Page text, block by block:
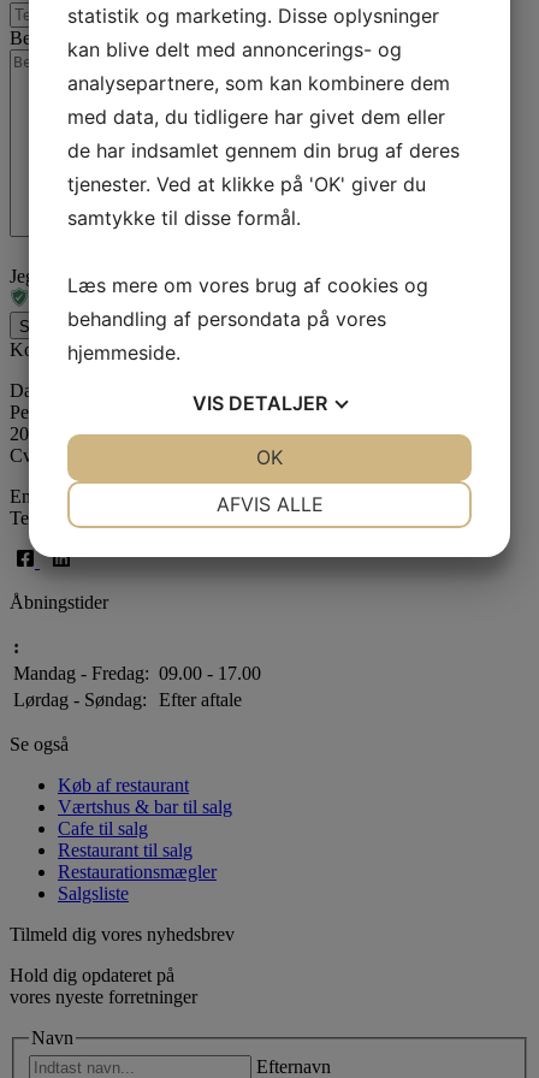
Besked
Jeg er ikke en robot
Send besked
Kontaktinformation
Dansk Erhvervscenter ApS // Dansk Ejendoms-Center ApS
Peter Bangs Vej 121
2000 Frederiksberg
Cvr: 39075490
Email:
info@de-c.dk
Telefon:
Åbningstider
:
Mandag - Fredag: 09.00 - 17.00
Lørdag - Søndag:
Efter aftale
Se også
Køb af restaurant
Værtshus & bar til salg
Cafe til salg
Restaurant til salg
Restaurationsmægler
Salgsliste
Tilmeld dig vores nyhedsbrev
Hold dig opdateret på
vores nyeste forretninger
Navn
Efternavn
statistik og marketing. Disse oplysninger
kan blive delt med annoncerings- og
analysepartnere, som kan kombinere dem
med data, du tidligere har givet dem eller
de har indsamlet gennem din brug af deres
tjenester. Ved at klikke på 'OK' giver du
samtykke til disse formål.
Læs mere om vores brug af cookies og
behandling af persondata på vores
hjemmeside.
VIS DETALJER
AFVIS ALLE
OK